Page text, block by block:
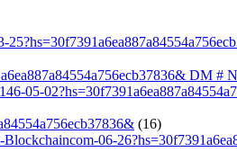
DM #
05-
(16)
06-